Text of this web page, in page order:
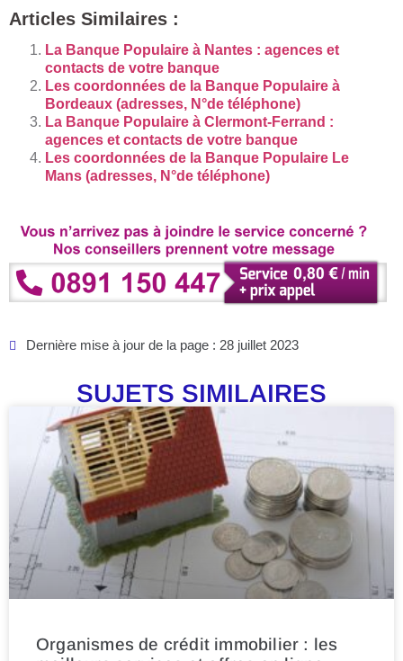
Articles Similaires :
La Banque Populaire à Nantes : agences et
contacts de votre banque
Les coordonnées de la Banque Populaire à
Bordeaux (adresses, N°de téléphone)
La Banque Populaire à Clermont-Ferrand :
agences et contacts de votre banque
Les coordonnées de la Banque Populaire Le
Mans (adresses, N°de téléphone)
Dernière mise à jour de la page : 28 juillet 2023
SUJETS SIMILAIRES
Organismes de crédit immobilier : les